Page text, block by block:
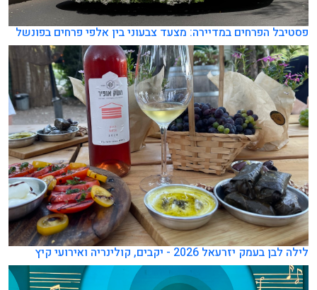
פסטיבל הפרחים במדיירה: מצעד צבעוני בין אלפי פרחים בפונשל
לילה לבן בעמק יזרעאל 2026 - יקבים, קולינריה ואירועי קיץ